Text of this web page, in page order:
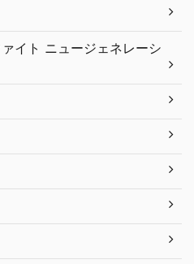
イト ニュージェネレーシ